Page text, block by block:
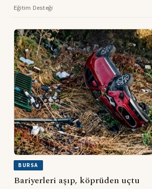
Eğitim Desteği
BURSA
Bariyerleri aşıp, köprüden uçtu